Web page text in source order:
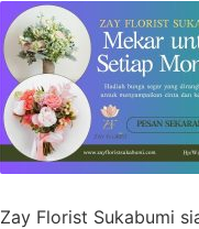
Zay Florist Sukabumi